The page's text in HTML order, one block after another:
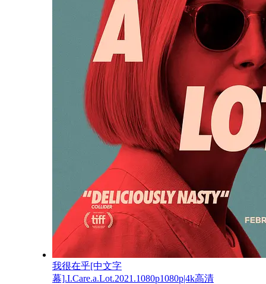
我很在乎[中文字
幕].I.Care.a.Lot.2021.1080p1080p|4k高清